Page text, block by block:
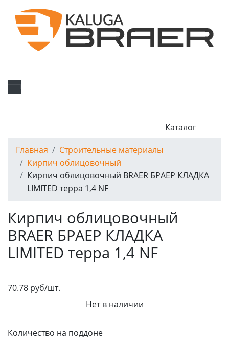
Каталог
Главная
Строительные материалы
Кирпич облицовочный
Кирпич облицовочный BRAER БРАЕР КЛАДКА
LIMITED терра 1,4 NF
Кирпич облицовочный
BRAER БРАЕР КЛАДКА
LIMITED терра 1,4 NF
70.78 руб/шт.
Нет в наличии
Количество на поддоне